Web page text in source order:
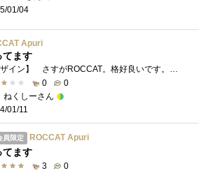
01/04
Apuri
てます
【デザイン】 さすがROCCAT。格好良いです。青色LED（色変更不可）が付いており、製品裏にもROCCATのロゴが光るようになっています。ガラスの机�...
0
0
ねくしーさん
01/11
員限定 ROCCAT Apuri
てます
3
0